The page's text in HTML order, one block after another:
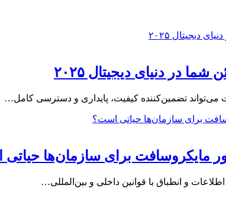
در دنیای دیجیتال ۲۰۲۵
می‌تواند تضمین‌کننده کیفیت، پایداری و دسترسی کامل…
مایکروسافت برای سازمان‌ها
و انطباق با قوانین داخلی و بین‌المللی…